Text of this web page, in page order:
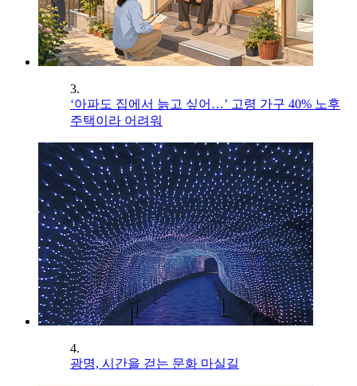
3.
‘아파도 집에서 늙고 싶어…’ 고령 가구 40% 노후
주택이라 어려워
4.
광명, 시간을 걷는 문화 마실길